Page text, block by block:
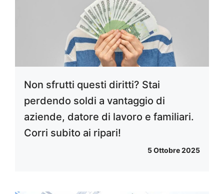
Non sfrutti questi diritti? Stai
perdendo soldi a vantaggio di
aziende, datore di lavoro e familiari.
Corri subito ai ripari!
5 Ottobre 2025